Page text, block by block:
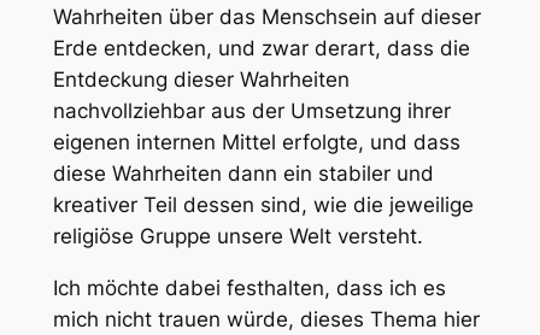
Wahrheiten über das Menschsein auf dieser
Erde entdecken, und zwar derart, dass die
Entdeckung dieser Wahrheiten
nachvollziehbar aus der Umsetzung ihrer
eigenen internen Mittel erfolgte, und dass
diese Wahrheiten dann ein stabiler und
kreativer Teil dessen sind, wie die jeweilige
religiöse Gruppe unsere Welt versteht.
Ich möchte dabei festhalten, dass ich es
mich nicht trauen würde, dieses Thema hier